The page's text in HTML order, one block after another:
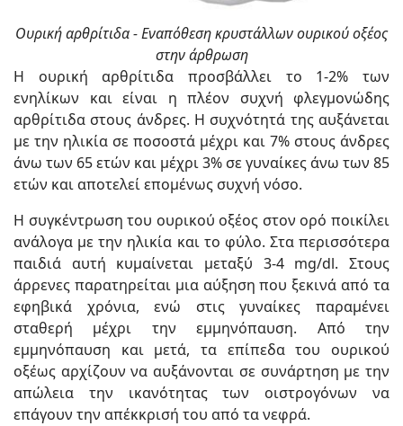
Ουρική αρθρίτιδα - Εναπόθεση κρυστάλλων ουρικού οξέος
στην άρθρωση
Η ουρική αρθρίτιδα προσβάλλει το 1-2% των
ενηλίκων και είναι η πλέον συχνή φλεγμονώδης
αρθρίτιδα στους άνδρες. Η συχνότητά της αυξάνεται
με την ηλικία σε ποσοστά μέχρι και 7% στους άνδρες
άνω των 65 ετών και μέχρι 3% σε γυναίκες άνω των 85
ετών και αποτελεί επομένως συχνή νόσο.
Η συγκέντρωση του ουρικού οξέος στον ορό ποικίλει
ανάλογα με την ηλικία και το φύλο. Στα περισσότερα
παιδιά αυτή κυμαίνεται μεταξύ 3-4 mg/dl. Στους
άρρενες παρατηρείται μια αύξηση που ξεκινά από τα
εφηβικά χρόνια, ενώ στις γυναίκες παραμένει
σταθερή μέχρι την εμμηνόπαυση. Από την
εμμηνόπαυση και μετά, τα επίπεδα του ουρικού
οξέως αρχίζουν να αυξάνονται σε συνάρτηση με την
απώλεια την ικανότητας των οιστρογόνων να
επάγουν την απέκκρισή του από τα νεφρά.